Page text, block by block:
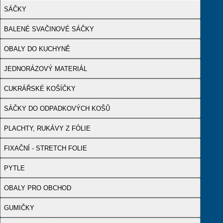
SÁČKY
BALENÉ SVAČINOVÉ SÁČKY
OBALY DO KUCHYNĚ
JEDNORÁZOVÝ MATERIÁL
CUKRÁŘSKÉ KOŠÍČKY
SÁČKY DO ODPADKOVÝCH KOŠŮ
PLACHTY, RUKÁVY Z FÓLIE
FIXAČNÍ - STRETCH FOLIE
PYTLE
OBALY PRO OBCHOD
GUMIČKY